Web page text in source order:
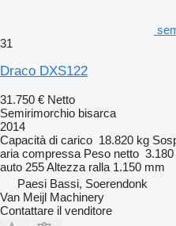
31
Draco DXS122
31.750 € Netto
Semirimorchio bisarca
2014
Capacità di carico 18.820 kg
aria compressa Peso netto
auto 255Altezza ralla 1.150 mm
Paesi Bassi, Soerendonk
Van Meijl Machinery
Contattare il venditore